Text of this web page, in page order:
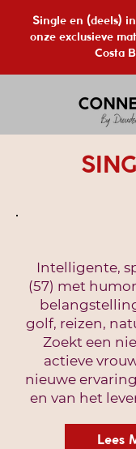
Single en (deels)
onze exclusieve
Costa
Intelligente,
(57) met
golf, reizen,
Zoekt een
actieve
nieuwe
en van het
Lees